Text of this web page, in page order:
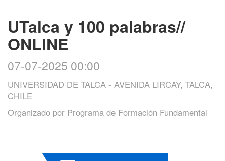
UTalca y 100 palabras//
ONLINE
07-07-2025 00:00
UNIVERSIDAD DE TALCA - AVENIDA LIRCAY, TALCA,
CHILE
Organizado por Programa de Formación Fundamental